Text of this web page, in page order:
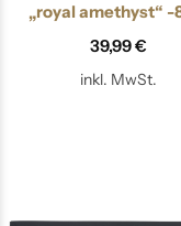
„royal amethyst“ -
39,99€
inkl. MwSt.